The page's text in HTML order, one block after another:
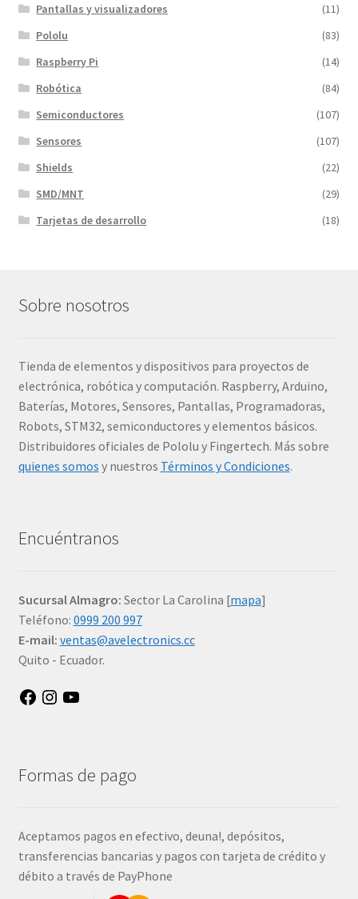
Pantallas y visualizadores
(11)
Pololu
(83)
Raspberry Pi
(14)
Robótica
(84)
Semiconductores
(107)
Sensores
(107)
Shields
(22)
SMD/MNT
(29)
Tarjetas de desarrollo
(18)
Sobre nosotros
Tienda de elementos y dispositivos para proyectos de
electrónica, robótica y computación. Raspberry, Arduino,
Baterías, Motores, Sensores, Pantallas, Programadoras,
Robots, STM32, semiconductores y elementos básicos.
Distribuidores oficiales de Pololu y Fingertech. Más sobre
quienes somos y nuestros Términos y Condiciones.
Encuéntranos
Sucursal Almagro: Sector La Carolina [mapa]
Teléfono: 0999 200 997
E-mail: ventas@avelectronics.cc
Quito - Ecuador.
FacebookInstagram
Formas de pago
Aceptamos pagos en efectivo, deuna!, depósitos,
transferencias bancarias y pagos con tarjeta de crédito y
débito a través de PayPhone